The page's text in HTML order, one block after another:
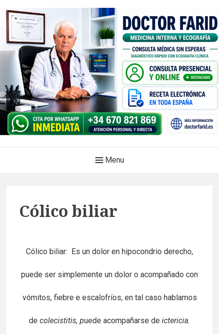
to
content
Doctor Farid |Médico
internista | Ecografía
diagnóstico en el mismo acto.
Menu
Cólico biliar
Cólico biliar: Es un dolor en hipocondrio derecho,
puede ser simplemente un dolor o acompañado con
vómitos, fiebre e escalofríos, en tal caso hablamos
de colecistitis, puede acompañarse de ictericia.